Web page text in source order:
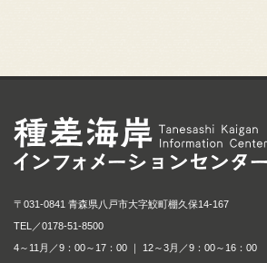
〒031-0841 青森県八戸市大字鮫町棚久保14-167
TEL／0178-51-8500
4～11月／9：00～17：00 ｜ 12～3月／9：00～16：00